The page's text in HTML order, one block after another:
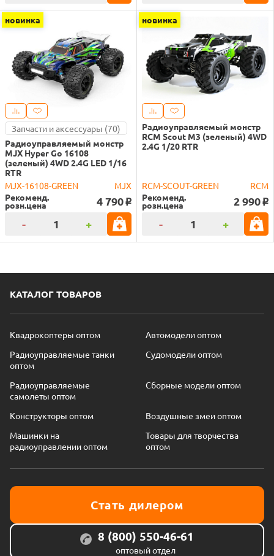
новинка
Запчасти и аксессуары (70)
Радиоуправляемый монстр
MJX Hyper Go 16108
(зеленый) 4WD 2.4G LED 1/16
RTR
MJX-16108-GREEN
MJX
Рекоменд.
розн.цена 4 790 o
- +
новинка
Радиоуправляемый монстр
RCM Scout M3 (зеленый) 4WD
2.4G 1/20 RTR
RCM-SCOUT-GREEN
RCM
Рекоменд.
розн.цена 2 990 o
- +
КАТАЛОГ ТОВАРОВ
Квадрокоптеры оптом
Автомодели оптом
Радиоуправляемые танки
оптом
Судомодели оптом
Радиоуправляемые
самолеты оптом
Сборные модели оптом
Конструкторы оптом
Воздушные змеи оптом
Машинки на
радиоуправлении оптом
Товары для творчества
оптом
Стать дилером
8 (800) 550-46-61
оптовый отдел